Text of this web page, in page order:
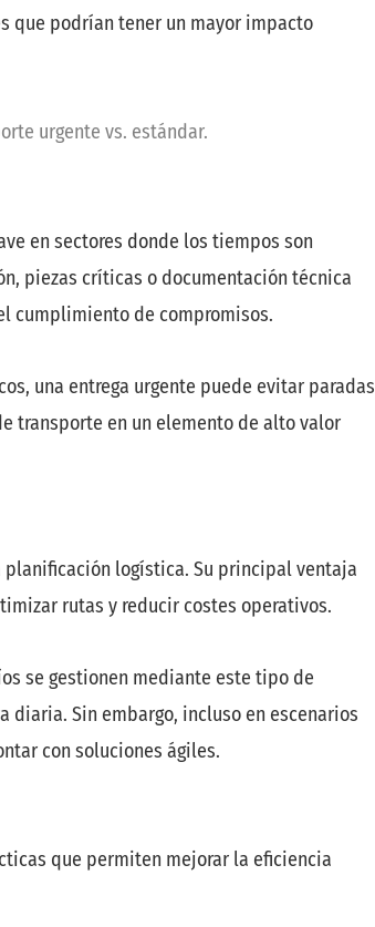
que podrían tener un mayor impacto
urgente vs. estándar.
en sectores donde los tiempos son
piezas críticas o documentación técnica
cumplimiento de compromisos.
una entrega urgente puede evitar paradas
transporte en un elemento de alto valor
logística. Su principal ventaja
rutas y reducir costes operativos.
se gestionen mediante este tipo de
Sin embargo, incluso en escenarios
con soluciones ágiles.
que permiten mejorar la eficiencia